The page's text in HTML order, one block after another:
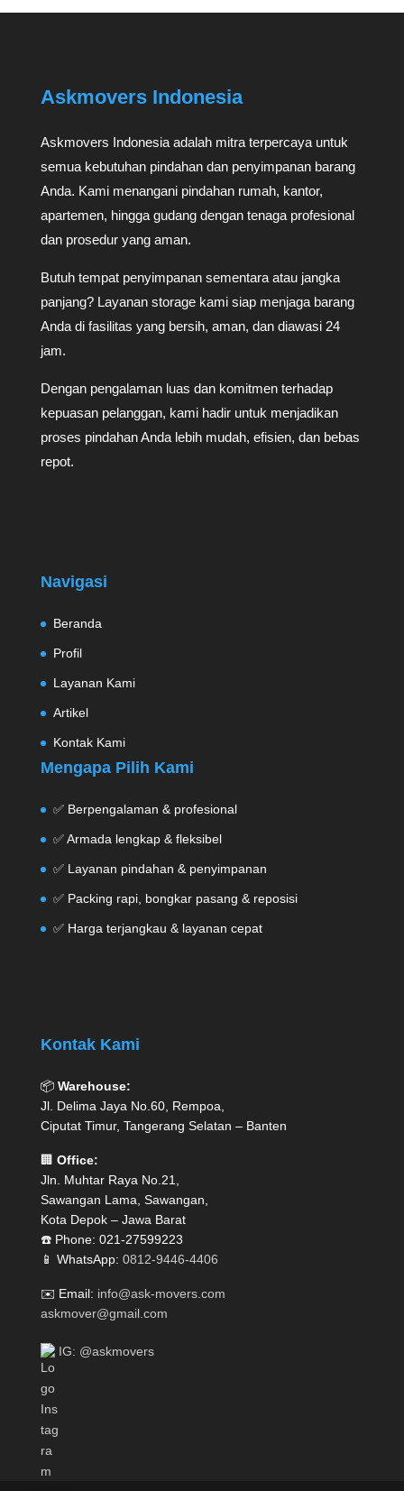
Askmovers Indonesia
Askmovers Indonesia adalah mitra terpercaya untuk
semua kebutuhan pindahan dan penyimpanan barang
Anda. Kami menangani pindahan rumah, kantor,
apartemen, hingga gudang dengan tenaga profesional
dan prosedur yang aman.
Butuh tempat penyimpanan sementara atau jangka
panjang? Layanan storage kami siap menjaga barang
Anda di fasilitas yang bersih, aman, dan diawasi 24
jam.
Dengan pengalaman luas dan komitmen terhadap
kepuasan pelanggan, kami hadir untuk menjadikan
proses pindahan Anda lebih mudah, efisien, dan bebas
repot.
Navigasi
Beranda
Profil
Layanan Kami
Artikel
Kontak Kami
Mengapa Pilih Kami
✅ Berpengalaman & profesional
✅ Armada lengkap & fleksibel
✅ Layanan pindahan & penyimpanan
✅ Packing rapi, bongkar pasang & reposisi
✅ Harga terjangkau & layanan cepat
Kontak Kami
📦 Warehouse:
Jl. Delima Jaya No.60, Rempoa,
Ciputat Timur, Tangerang Selatan – Banten
🏢 Office:
Jln. Muhtar Raya No.21,
Sawangan Lama, Sawangan,
Kota Depok – Jawa Barat
☎️ Phone: 021-27599223
📱 WhatsApp: 0812-9446-4406
✉️ Email: info@ask-movers.com
askmover@gmail.com
IG: @askmovers